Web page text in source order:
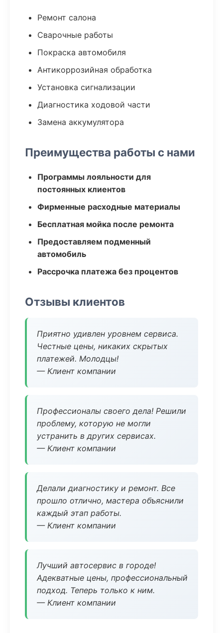
Ремонт салона
Сварочные работы
Покраска автомобиля
Антикоррозийная обработка
Установка сигнализации
Диагностика ходовой части
Замена аккумулятора
Преимущества работы с нами
Программы лояльности для
постоянных клиентов
Фирменные расходные материалы
Бесплатная мойка после ремонта
Предоставляем подменный
автомобиль
Рассрочка платежа без процентов
Отзывы клиентов
Приятно удивлен уровнем сервиса.
Честные цены, никаких скрытых
платежей. Молодцы!
— Клиент компании
Профессионалы своего дела! Решили
проблему, которую не могли
устранить в других сервисах.
— Клиент компании
Делали диагностику и ремонт. Все
прошло отлично, мастера объяснили
каждый этап работы.
— Клиент компании
Лучший автосервис в городе!
Адекватные цены, профессиональный
подход. Теперь только к ним.
— Клиент компании